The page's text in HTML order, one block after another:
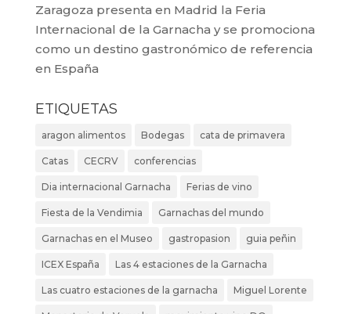
Zaragoza presenta en Madrid la Feria
Internacional de la Garnacha y se promociona
como un destino gastronómico de referencia
en España
ETIQUETAS
aragon alimentos Bodegas cata de primavera
Catas CECRV conferencias
Dia internacional Garnacha Ferias de vino
Fiesta de la Vendimia Garnachas del mundo
Garnachas en el Museo gastropasion guia peñin
ICEX España Las 4 estaciones de la Garnacha
Las cuatro estaciones de la garnacha Miguel Lorente